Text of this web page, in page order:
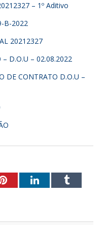
– 1º Aditivo
B-2022
20212327
– D.O.U – 02.08.2022
DE CONTRATO D.O.U –
Pinterest
LinkedIn